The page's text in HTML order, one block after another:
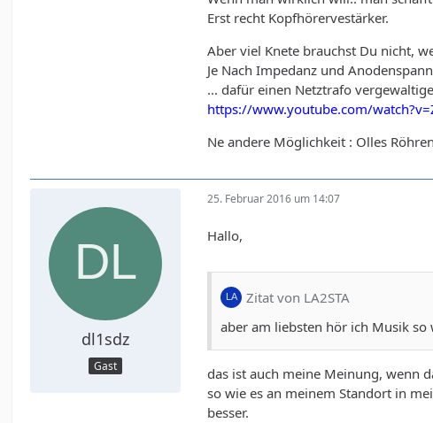
Erst recht Kopfhörervestärker.
Aber viel Knete brauchst Du nicht,
Je Nach Impedanz und
... dafür einen Netztrafo
https://www.youtube.com/
Ne andere Möglichkeit : Olles
dl1sdz
Gast
25. Februar 2016 um 14:07
Hallo,
Zitat von LA2STA
aber am liebsten hör ich Musik
das ist auch meine Meinung, wenn
so wie es an meinem Standort in
besser.